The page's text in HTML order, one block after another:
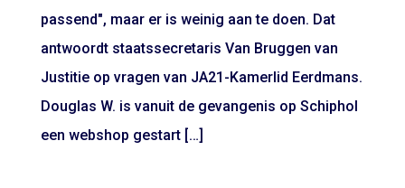
passend", maar er is weinig aan te doen. Dat
antwoordt staatssecretaris Van Bruggen van
Justitie op vragen van JA21-Kamerlid Eerdmans.
Douglas W. is vanuit de gevangenis op Schiphol
een webshop gestart […]